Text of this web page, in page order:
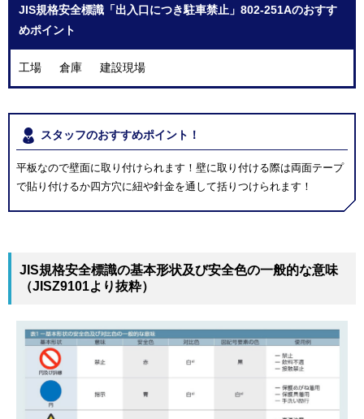
JIS規格安全標識「出入口につき駐車禁止」802-251Aのおすす
めポイント
工場 倉庫 建設現場
スタッフのおすすめポイント！
平板なので壁面に取り付けられます！壁に取り付ける際は両面テープ
で貼り付けるか四方穴に紐や針金を通して括りつけられます！
JIS規格安全標識の基本形状及び安全色の一般的な意味
（JISZ9101より抜粋）